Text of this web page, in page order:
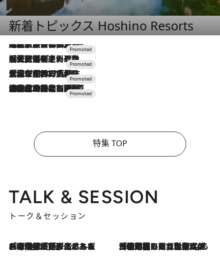
新着トピックス Hoshino Resorts
2026.7.31
【ホテル帰省】という選択肢をOMOが提案。家族とほどよい距離を保つには「昼は実家、夜は気兼ねなくホテルで！」
2026.7.24
【夏限定ディナーコース】旬を迎える稚鮎や花ズッキーニなどをイタリア・トスカーナの郷土料理の手法で満喫！
2026.7.17
「土佐和ハーブかき氷」がOMO7高知に登場！生姜、山椒、大葉など目にも舌にも涼を呼ぶ郷土の味
2026.7.10
NEW OPEN！【界 草津】名湯の地に誕生。趣の異なる2種の温泉と上州ならではの会席・蕎麦割烹など美食を味わう究極の癒やし旅
特集 TOP
TALK & SESSION
トーク＆セッション
2026.8.3
「今後値上げがあるとすれば…」「リスクがあるのは今年の冬」エネルギー専門家が語る、ホルムズ海峡封鎖が家庭にもたらす“ある心配” 2026.8.3
「住宅建てられない…」「サーチャージ料の高値が続いている」ホルムズ海峡封鎖による影響はいつまで続く？《エネルギー専門家に聞く“どうなる日本の暮らし”》